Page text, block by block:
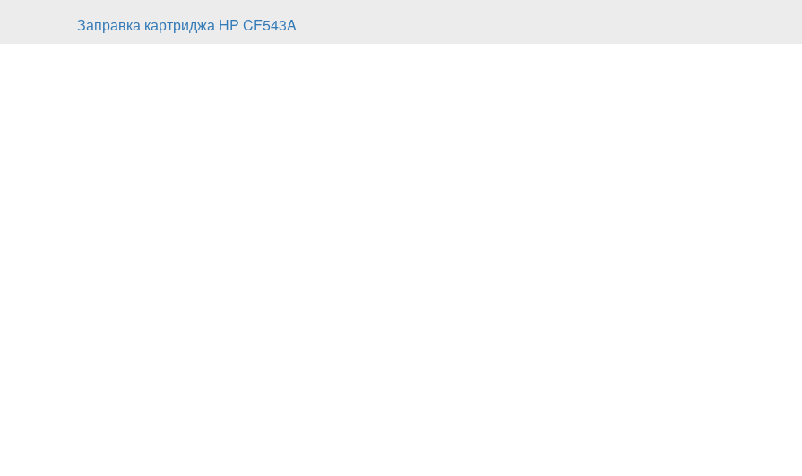
Заправка картриджа HP CF543A